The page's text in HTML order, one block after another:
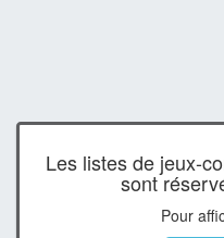
Les listes de jeux-
sont
Pour